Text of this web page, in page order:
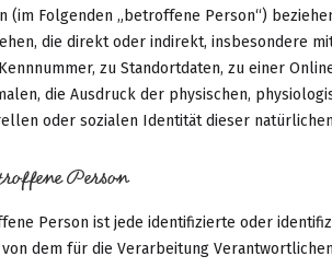
(im Folgenden „betroffene Person“)
die direkt oder indirekt, insbesondere
zu Standortdaten, zu einer
die Ausdruck der physischen,
oder sozialen Identität dieser
Person
Person ist jede identifizierte oder
von dem für die Verarbeitung